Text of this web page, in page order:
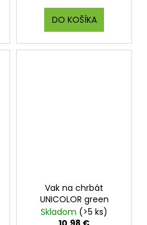
DO KOŠÍKA
Vak na chrbát
UNICOLOR green
Skladom (>5 ks)